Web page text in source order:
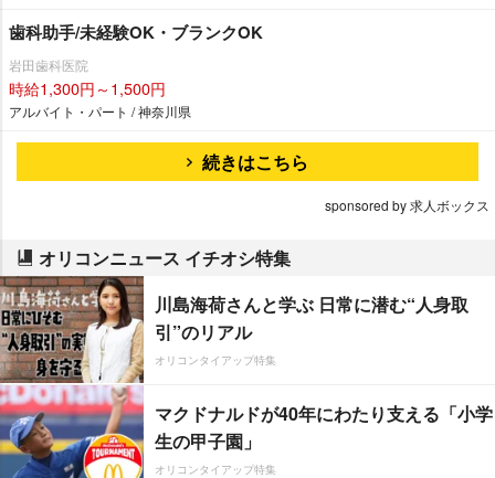
歯科助手/未経験OK・ブランクOK
田歯科医院
時給1,300円～1,500円
アルバイト・パート / 神奈川県
続きはこちら
sponsored by 求人ボックス
オリコンニュース イチオシ特集
川島海荷さんと学ぶ 日常に潜む“人身取
引”のリアル
オリコンタイアップ特集
マクドナルドが40年にわたり支える「小学
生の甲子園」
オリコンタイアップ特集